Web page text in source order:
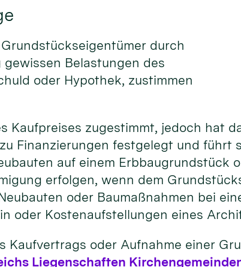
durch
Belastungen des
oder Hypothek, zustimmen
Kaufpreises zugestimmt, jedoch hat
Finanzierungen festgelegt und führt
auf einem Erbbaugrundstück
erfolgen, wenn dem
oder Baumaßnahmen bei
oder Kostenaufstellungen eines
Kaufvertrags oder Aufnahme einer
Liegenschaften